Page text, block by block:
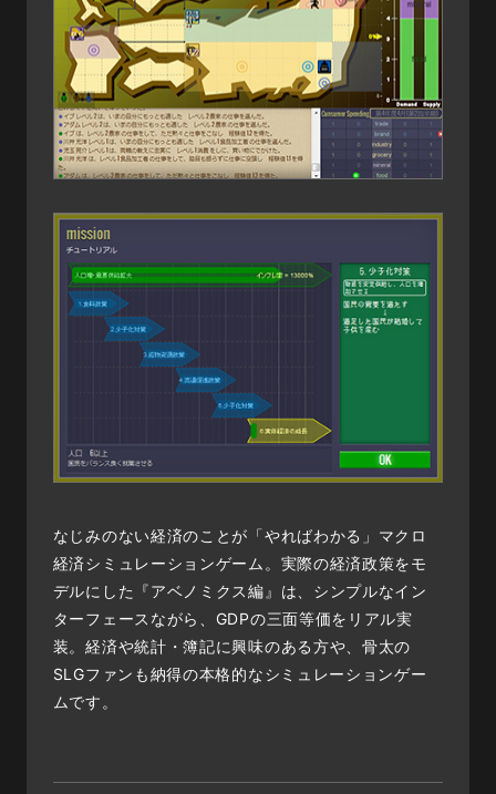
なじみのない経済のことが「やればわかる」マクロ
経済シミュレーションゲーム。実際の経済政策をモ
デルにした『アベノミクス編』は、シンプルなイン
ターフェースながら、GDPの三面等価をリアル実
装。経済や統計・簿記に興味のある方や、骨太の
SLGファンも納得の本格的なシミュレーションゲー
ムです。